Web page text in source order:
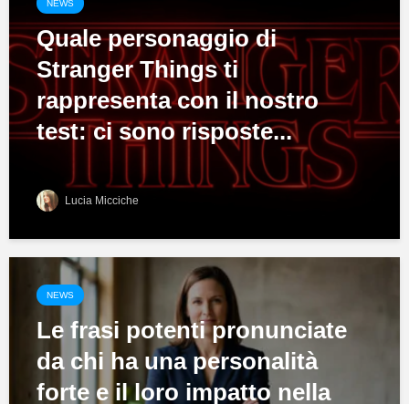
NEWS
Quale personaggio di
Stranger Things ti
rappresenta con il nostro
test: ci sono risposte...
Lucia Micciche
NEWS
Le frasi potenti pronunciate
da chi ha una personalità
forte e il loro impatto nella